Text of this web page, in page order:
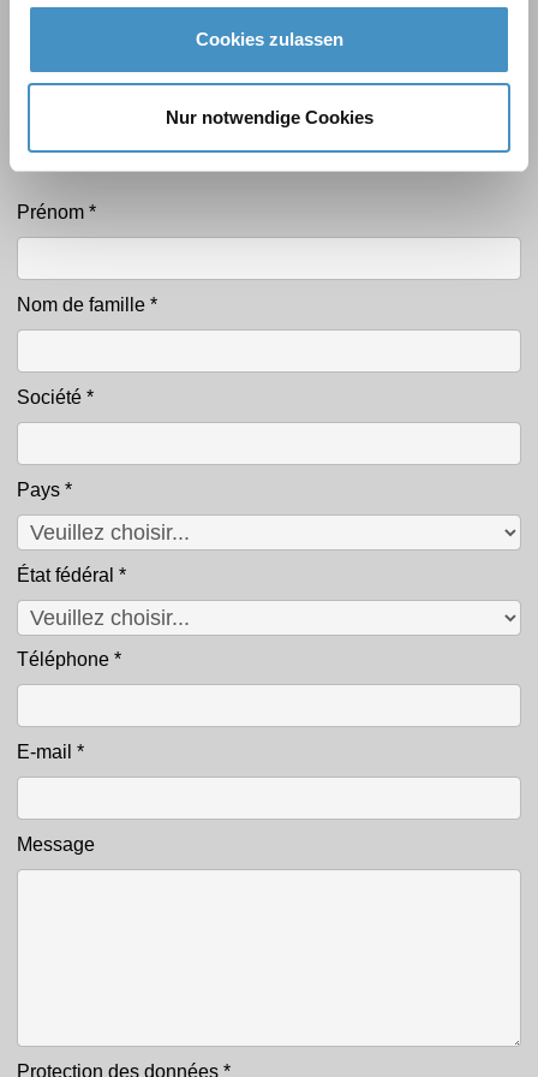
Cookies zulassen
Nur notwendige Cookies
Formulaire de contact
Contact
Prénom *
Nom de famille *
Société *
Pays *
État fédéral *
Téléphone *
E-mail *
Message
Protection des données *